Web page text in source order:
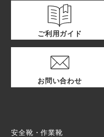
ご利用ガイド
お問い合わせ
安全靴・作業靴